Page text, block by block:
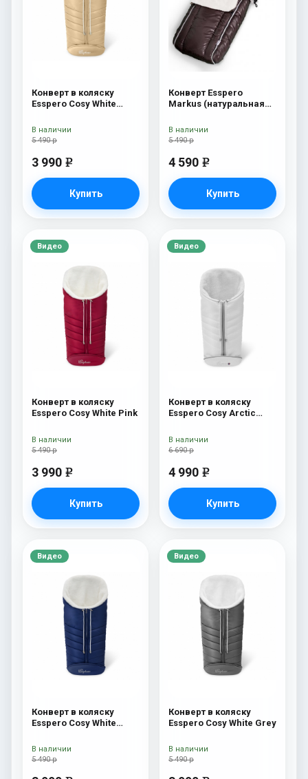
Конверт в коляску
Esspero Cosy White
5 490 р
3 990 e
Купить
В наличии
Конверт Esspero
Markus (натуральная
5 490 р
4 590 e
Купить
В наличии
Видео
Конверт в коляску
Esspero Cosy White Pink
5 490 р
3 990 e
Купить
В наличии
Видео
Конверт в коляску
Esspero Cosy Arctic
6 690 р
4 990 e
Купить
В наличии
Видео
Конверт в коляску
Esspero Cosy White
5 490 р
В наличии
Видео
Конверт в коляску
Esspero Cosy White Grey
5 490 р
В наличии